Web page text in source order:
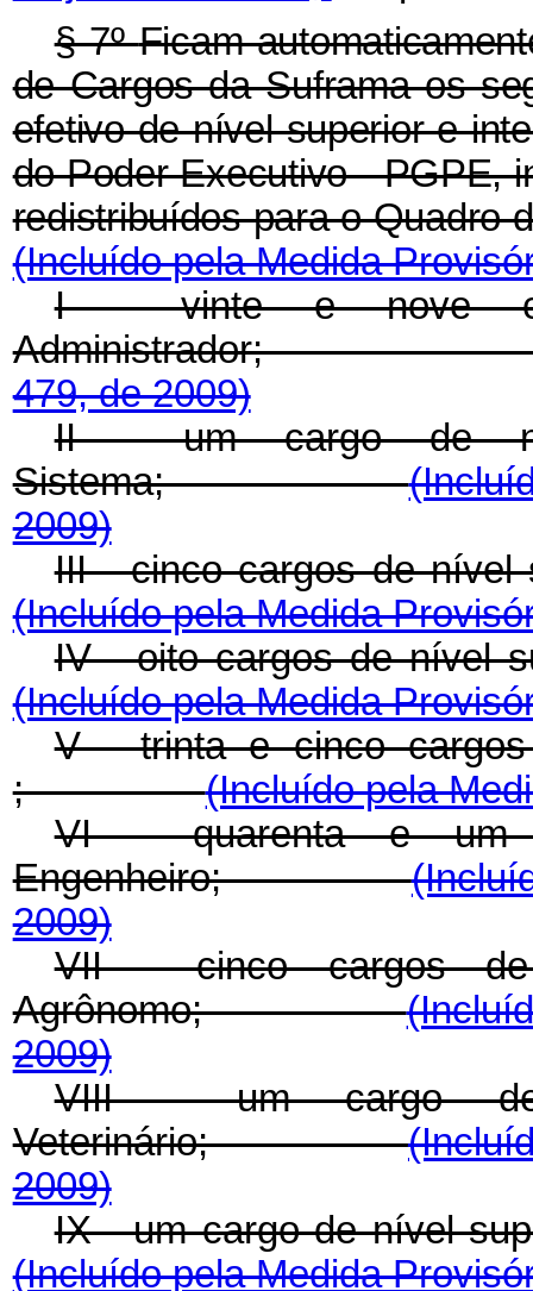
§ 7ºFicam
de Cargos da Suframa os
efetivo de nível superior e
do Poder Executivo - PGPE,
redistribuídos para o
(Incluído pela Medida
I - vinte e nove
479, de 2009)
II - um cargo de
Sistema;
2009)
III - cinco cargos de
(Incluído pela Medida
IV - oito cargos de
(Incluído pela Medida
V - trinta e cinco
;(Incluído pela
VI - quarenta e um
Engenheiro;
2009)
VII - cinco cargos de
Agrônomo;
2009)
VIII - um cargo de
Veterinário;
2009)
IX - um cargo de
(Incluído pela Medida